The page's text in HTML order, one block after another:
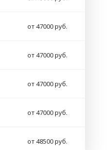
от 47000 руб.
от 47000 руб.
от 47000 руб.
от 47000 руб.
от 48500 руб.